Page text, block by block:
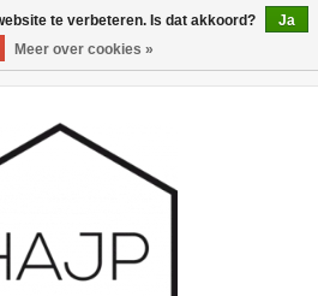
te verbeteren. Is dat akkoord?
Ja
Meer over cookies »